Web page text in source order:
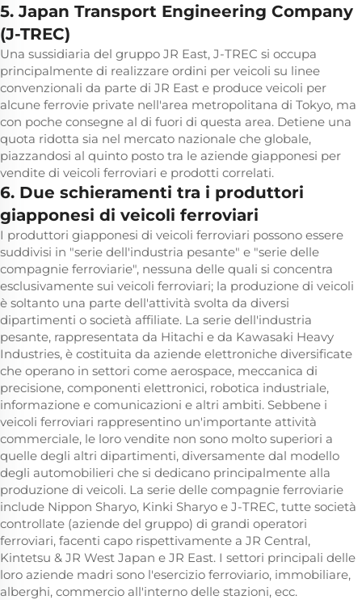
5. Japan Transport Engineering Company
(J-TREC)
Una sussidiaria del gruppo JR East, J-TREC si occupa
principalmente di realizzare ordini per veicoli su linee
convenzionali da parte di JR East e produce veicoli per
alcune ferrovie private nell'area metropolitana di Tokyo, ma
con poche consegne al di fuori di questa area. Detiene una
quota ridotta sia nel mercato nazionale che globale,
piazzandosi al quinto posto tra le aziende giapponesi per
vendite di veicoli ferroviari e prodotti correlati.
6. Due schieramenti tra i produttori
giapponesi di veicoli ferroviari
I produttori giapponesi di veicoli ferroviari possono essere
suddivisi in "serie dell'industria pesante" e "serie delle
compagnie ferroviarie", nessuna delle quali si concentra
esclusivamente sui veicoli ferroviari; la produzione di veicoli
è soltanto una parte dell'attività svolta da diversi
dipartimenti o società affiliate. La serie dell'industria
pesante, rappresentata da Hitachi e da Kawasaki Heavy
Industries, è costituita da aziende elettroniche diversificate
che operano in settori come aerospace, meccanica di
precisione, componenti elettronici, robotica industriale,
informazione e comunicazioni e altri ambiti. Sebbene i
veicoli ferroviari rappresentino un'importante attività
commerciale, le loro vendite non sono molto superiori a
quelle degli altri dipartimenti, diversamente dal modello
degli automobilieri che si dedicano principalmente alla
produzione di veicoli. La serie delle compagnie ferroviarie
include Nippon Sharyo, Kinki Sharyo e J-TREC, tutte società
controllate (aziende del gruppo) di grandi operatori
ferroviari, facenti capo rispettivamente a JR Central,
Kintetsu & JR West Japan e JR East. I settori principali delle
loro aziende madri sono l'esercizio ferroviario, immobiliare,
alberghi, commercio all'interno delle stazioni, ecc.